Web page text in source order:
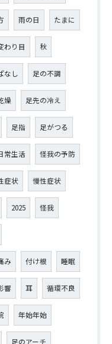
雨の日 たまに
わり目 秋
なし 足の不調
燥 足先の冷え
足指 足がつる
常生活 怪我の予防
症状 慢性症状
2025 怪我
み 付け根 睡眠
響 耳 循環不良
年始年始
足のアーチ